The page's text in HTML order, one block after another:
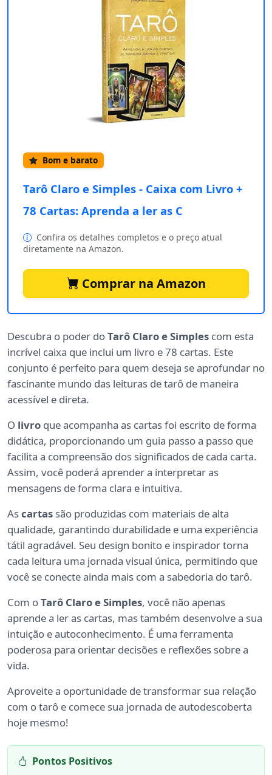
Bom e barato
Tarô Claro e Simples - Caixa com Livro +
78 Cartas: Aprenda a ler as C
Confira os detalhes completos e o preço atual
diretamente na Amazon.
Comprar na Amazon
Descubra o poder doTarô Claro e Simples com esta
incrível caixa que inclui um livro e 78 cartas. Este
conjunto é perfeito para quem deseja se aprofundar no
fascinante mundo das leituras de tarô de maneira
acessível e direta.
O livro que acompanha as cartas foi escrito de forma
didática, proporcionando um guia passo a passo que
facilita a compreensão dos significados de cada carta.
Assim, você poderá aprender a interpretar as
mensagens de forma clara e intuitiva.
Ascartas são produzidas com materiais de alta
qualidade, garantindo durabilidade e uma experiência
tátil agradável. Seu design bonito e inspirador torna
cada leitura uma jornada visual única, permitindo que
você se conecte ainda mais com a sabedoria do tarô.
Com oTarô Claro e Simples, você não apenas
aprende a ler as cartas, mas também desenvolve a sua
intuição e autoconhecimento. É uma ferramenta
poderosa para orientar decisões e reflexões sobre a
vida.
Aproveite a oportunidade de transformar sua relação
com o tarô e comece sua jornada de autodescoberta
hoje mesmo!
Pontos Positivos